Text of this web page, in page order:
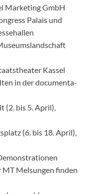
Marketing GmbH
Palais und
Kassel
in der documenta-
(2. bis 5. April),
(6. bis 18. April),
MT Melsungen finden